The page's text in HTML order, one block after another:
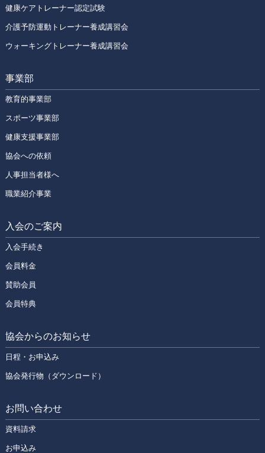
健康ケアトレーナー認定試験
介護予防運動トレーナー養成講習会
ウォーキングトレーナー養成講習会
事業部
教育的事業部
スポーツ事業部
健康支援事業部
協会への依頼
人事担当者様へ
職業紹介事業
入会のご案内
入会手続き
会員料金
賛助会員
会員特典
協会からのお知らせ
日程・お申込み
協会発行物（ダウンロード）
お問い合わせ
資料請求
お申込み